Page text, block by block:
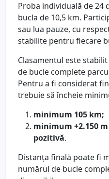
Proba individuală de 24
bucla de 10,5 km.
sau lua pauze, cu
stabilite pentru fiecare
Clasamentul este
de bucle complete
Pentru a fi considerat
trebuie să încheie
minimum 105 km;
minimum +2.150
pozitivă.
Distanța finală poate fi
numărul de bucle